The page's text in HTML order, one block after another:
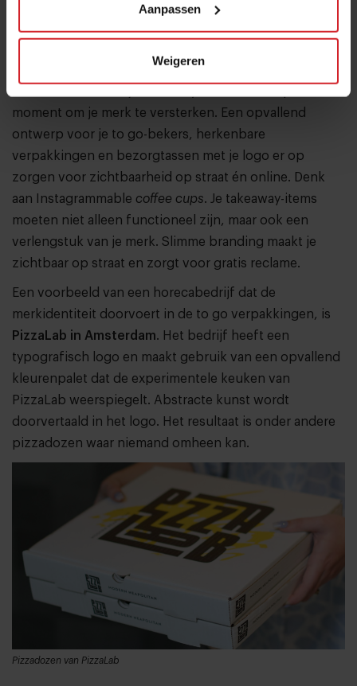
Aanpassen
Weigeren
4. Branding stopt niet bij de deur
zoals we ze tegenwoordig noemen),
moment om je merk te versterken. Een opvallend
ontwerp voor je to go-bekers, herkenbare
verpakkingen en bezorgtassen met je logo er op
zorgen voor zichtbaarheid op straat én online. Denk
aan Instagrammable coffee cups. Je takeaway-items
moeten niet alleen functioneel zijn, maar ook een
verlengstuk van je merk. Slimme branding maakt je
zichtbaar op straat en zorgt voor gratis reclame.
Een voorbeeld van een horecabedrijf dat de
merkidentiteit doorvoert in de to go verpakkingen, is
PizzaLab in Amsterdam. Het bedrijf heeft een
typografisch logo en maakt gebruik van een opvallend
kleurenpalet dat de experimentele keuken van
PizzaLab weerspiegelt. Abstracte kunst wordt
doorvertaald in het logo. Het resultaat is onder andere
pizzadozen waar niemand omheen kan.
Pizzadozen van PizzaLab